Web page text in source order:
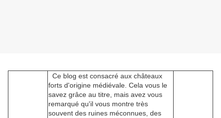
Ce blog est consacré aux châteaux
forts d'origine médiévale. Cela vous le
savez grâce au titre, mais avez vous
remarqué qu'il vous montre très
souvent des ruines méconnues, des